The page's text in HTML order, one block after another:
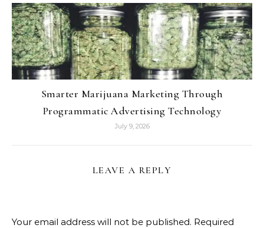
Smarter Marijuana Marketing Through
Programmatic Advertising Technology
July 9, 2026
LEAVE A REPLY
Your email address will not be published. Required